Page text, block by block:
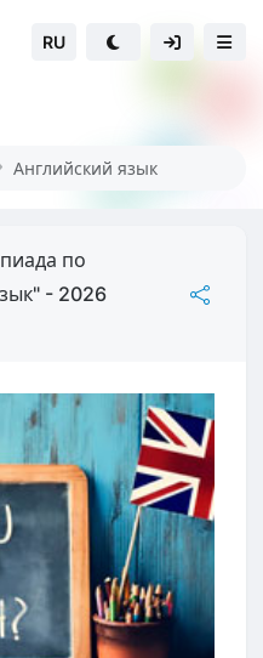
RU
Английский язык
по
- 2026